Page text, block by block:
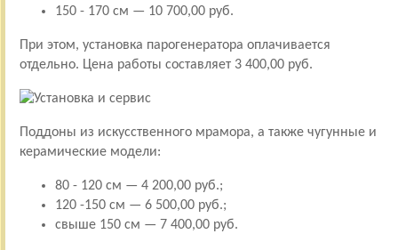
150 - 170 см — 10 700,00 руб.
При этом, установка парогенератора оплачивается
отдельно. Цена работы составляет 3 400,00 руб.
Поддоны из искусственного мрамора, а также чугунные и
керамические модели:
80 - 120 см — 4 200,00 руб.;
120 -150 см — 6 500,00 руб.;
свыше 150 см — 7 400,00 руб.